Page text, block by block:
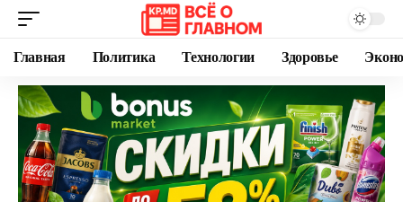
Главная Политика Технологии Здоровье